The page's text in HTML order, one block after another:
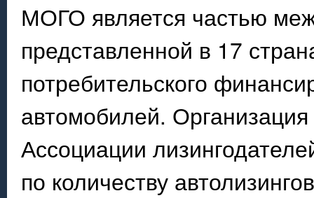
МОГО является частью
представленной в 17
потребительского
автомобилей.
Ассоциации
по количеству